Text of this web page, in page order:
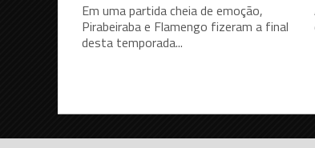
Em uma partida cheia de emoção,
Pirabeiraba e Flamengo fizeram a final
desta temporada...